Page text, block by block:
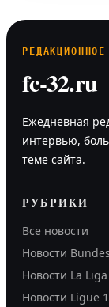
fc-32.ru
Ежедневная
интервью,
теме сайта.
РУБРИКИ
Все новости
Новости
Новости La Liga
Новости Ligue 1